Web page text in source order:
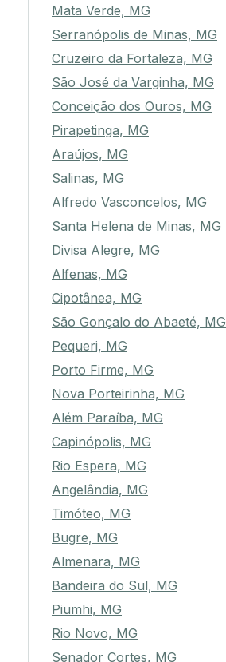
Mata Verde, MG
Serranópolis de Minas, MG
Cruzeiro da Fortaleza, MG
São José da Varginha, MG
Conceição dos Ouros, MG
Pirapetinga, MG
Araújos, MG
Salinas, MG
Alfredo Vasconcelos, MG
Santa Helena de Minas, MG
Divisa Alegre, MG
Alfenas, MG
Cipotânea, MG
São Gonçalo do Abaeté, MG
Pequeri, MG
Porto Firme, MG
Nova Porteirinha, MG
Além Paraíba, MG
Capinópolis, MG
Rio Espera, MG
Angelândia, MG
Timóteo, MG
Bugre, MG
Almenara, MG
Bandeira do Sul, MG
Piumhi, MG
Rio Novo, MG
Senador Cortes, MG